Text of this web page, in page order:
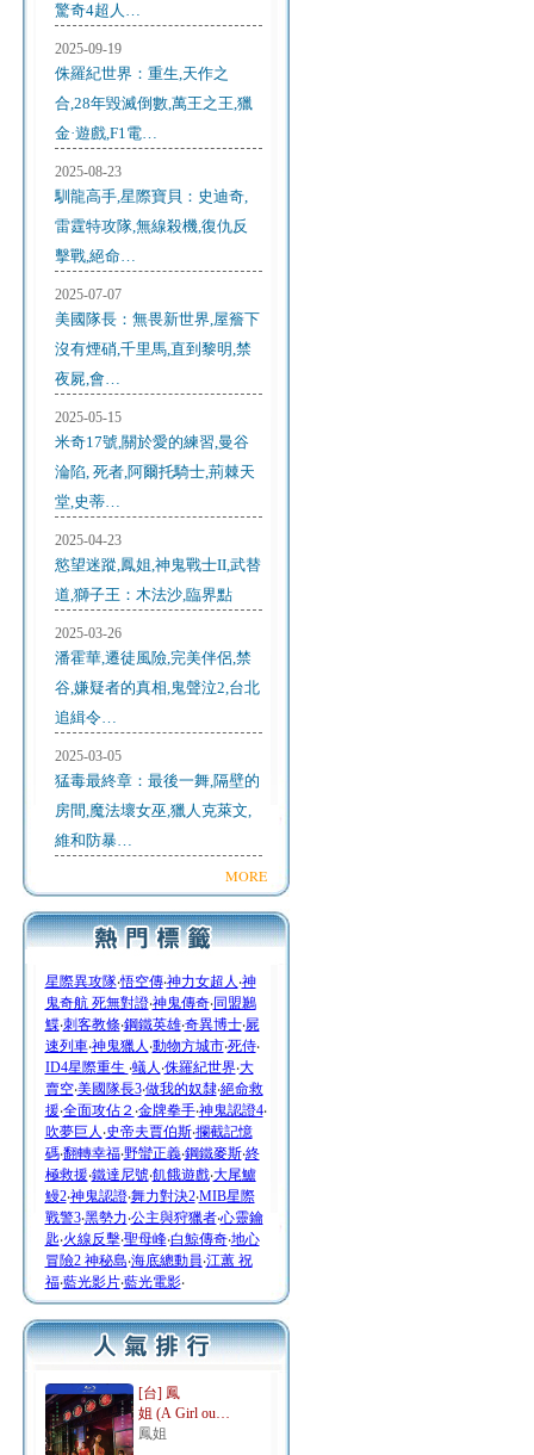
驚奇4超人…
2025-09-19
侏羅紀世界：重生,天作之
合,28年毀滅倒數,萬王之王,獵
金·遊戲,F1電…
2025-08-23
馴龍高手,星際寶貝：史迪奇,
雷霆特攻隊,無線殺機,復仇反
擊戰,絕命…
2025-07-07
美國隊長：無畏新世界,屋簷下
沒有煙硝,千里馬,直到黎明,禁
夜屍,會…
2025-05-15
米奇17號,關於愛的練習,曼谷
淪陷, 死者,阿爾托騎士,荊棘天
堂,史蒂…
2025-04-23
慾望迷蹤,鳳姐,神鬼戰士II,武替
道,獅子王：木法沙,臨界點
2025-03-26
潘霍華,遷徒風險,完美伴侶,禁
谷,嫌疑者的真相,鬼聲泣2,台北
追緝令…
2025-03-05
猛毒最終章：最後一舞,隔壁的
房間,魔法壞女巫,獵人克萊文,
維和防暴…
MORE
星際異攻隊‧悟空傳‧神力女超人 ‧神
鬼奇航 死無對證‧神鬼傳奇‧同盟鶼
鰈‧刺客教條‧鋼鐵英雄‧奇異博士‧屍
速列車‧神鬼獵人 ‧動物方城市‧死侍‧
ID4星際重生 ‧蟻人 ‧侏羅紀世界‧大
賣空‧美國隊長3‧做我的奴隸‧絕命救
援‧全面攻佔２ ‧金牌拳手‧神鬼認證4‧
吹夢巨人 ‧史帝夫賈伯斯‧攔截記憶
碼‧翻轉幸福‧野蠻正義‧鋼鐵麥斯‧終
極救援‧鐵達尼號‧飢餓遊戲‧大尾鱸
鰻2‧神鬼認證‧舞力對決2‧MIB星際
戰警3‧黑勢力‧公主與狩獵者‧心靈鑰
匙‧火線反擊‧聖母峰‧白鯨傳奇‧地心
冒險2 神秘島‧海底總動員‧江蕙 祝
福‧藍光影片‧藍光電影‧
[台] 鳳
姐 (A Girl ou…
鳳姐